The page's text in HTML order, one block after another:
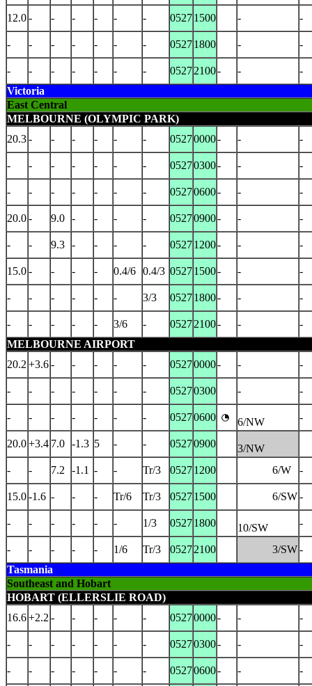
12.0- - - - - - 05271500 - -
- - - - - - - 05271800 - -
- - - - - - - 05272100- -
-
Victoria
East Central
MELBOURNE (OLYMPIC PARK)
20.3- - - - - - 05270000- - -
- - - - - - - 05270300- - -
- - - - - - - 05270600- - -
20.0- 9.0 - - - - 05270900- - -
- - 9.3 - - - - 05271200- - -
15.0- - - - 0.4/6 0.4/3 05271500- - -
- - - - - - 3/3 05271800- - -
- - - - - 3/6 - 05272100- -
-
MELBOURNE AIRPORT
20.2 +3.6- - - - - 05270000- - -
- - - - - - - 05270300 - -
- - - - - - - 05270600 6/NW -
20.0+3.4 7.0 -1.3 5 - - 05270900
3/NW
-
- 7.2 -1.1 - - Tr/3 05271200 6/W -
15.0-1.6 - - - Tr/6 Tr/3 05271500 6/SW-
- - - - - - 1/3 05271800 10/SW -
- - - - - 1/6 Tr/3 05272100 3/SW-
Tasmania
Southeast and Hobart
HOBART (ELLERSLIE ROAD)
16.6+2.2 - - - - - 05270000- - -
- - - - - - - 05270300- - -
- - - - - - - 05270600- - -